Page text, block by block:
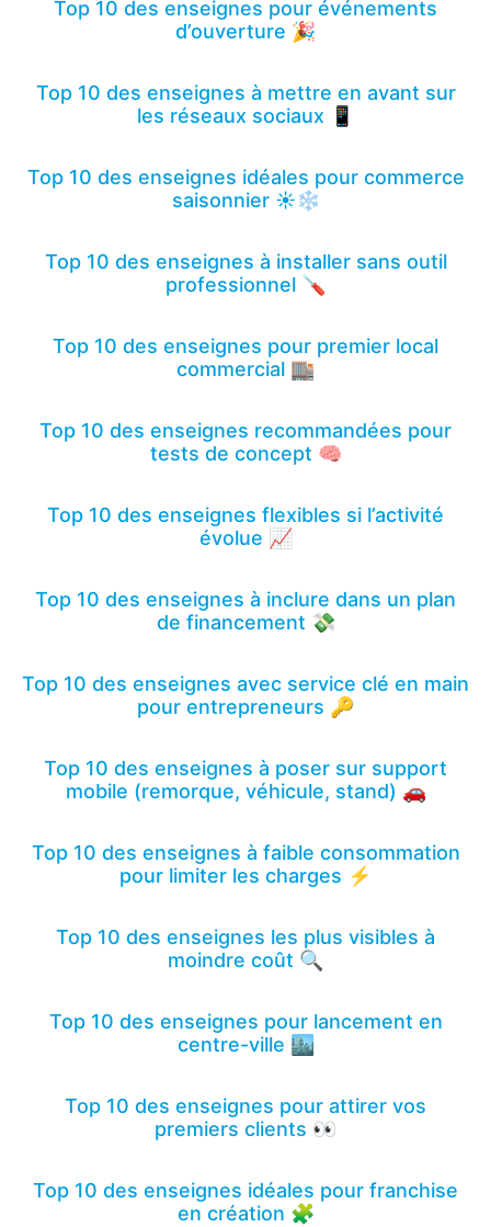
Top 10 des enseignes pour événements
d’ouverture 🎉
Top 10 des enseignes à mettre en avant sur
les réseaux sociaux 📱
Top 10 des enseignes idéales pour commerce
saisonnier ☀️❄️
Top 10 des enseignes à installer sans outil
professionnel 🪛
Top 10 des enseignes pour premier local
commercial 🏬
Top 10 des enseignes recommandées pour
tests de concept 🧠
Top 10 des enseignes flexibles si l’activité
évolue 📈
Top 10 des enseignes à inclure dans un plan
de financement 💸
Top 10 des enseignes avec service clé en main
pour entrepreneurs 🔑
Top 10 des enseignes à poser sur support
mobile (remorque, véhicule, stand) 🚗
Top 10 des enseignes à faible consommation
pour limiter les charges ⚡
Top 10 des enseignes les plus visibles à
moindre coût 🔍
Top 10 des enseignes pour lancement en
centre-ville 🏙️
Top 10 des enseignes pour attirer vos
premiers clients 👀
Top 10 des enseignes idéales pour franchise
en création 🧩